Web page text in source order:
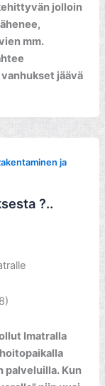
jolloin
mm.
jäävä
ja
?..
Imatralla
palveluilla. Kun